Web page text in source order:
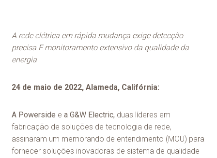
A rede elétrica em rápida mudança exige detecção
precisa E monitoramento extensivo da qualidade da
energia
24 de maio de 2022, Alameda, Califórnia:
A Powerside e a G&W Electric, duas líderes em
fabricação de soluções de tecnologia de rede,
assinaram um memorando de entendimento (MOU) para
fornecer soluções inovadoras de sistema de qualidade